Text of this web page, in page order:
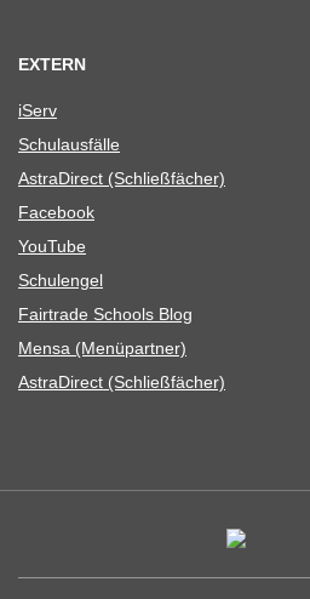
EXTERN
iServ
Schul­aus­fälle
Astra­Di­rect (Schließ­fä­cher)
Face­book
You­Tube
Schul­en­gel
Fair­trade Schools Blog
Mensa (Menü­part­ner)
Astra­Di­rect (Schließ­fä­cher)